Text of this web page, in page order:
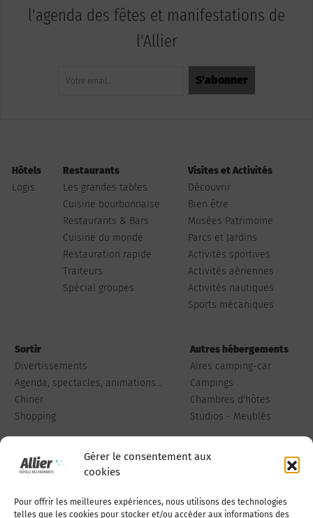
Gérer le consentement aux
cookies
Pour offrir les meilleures expériences, nous utilisons des technologies
telles que les cookies pour stocker et/ou accéder aux informations des
l'agenda des fêtes et manifestations de
l'Allier
Hôtels
Logis
Restaurants
Les grandes tables
Cuisine bourbonnaise
Restaurants & Bars
Cuisine du monde
Restauration rapide
Traiteurs
Spécial groupes
Visites et Activités
Découvrir
Bien être
Musées Patrimoine
Parcs et Jardins
Activités sportives
Activités aériennes
Activités nautiques
Sports mécaniques
Sortir
Divertissements
Agenda, spectacles, animations...
Chiner
Shopping
Autres hébergements
Aires camping-car
Campings
Chambres d'hôtes
Studios - Meublés
Qui sommes-nous Publiez votre annonce